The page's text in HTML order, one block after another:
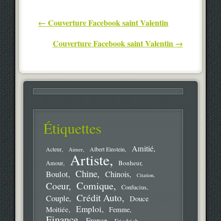
Post navigation
← Couverture Facebook saint Valentin
Couverture Facebook saint Valentin →
Étiquettes
Acteur Aimer Albert Einstein Amitié
Amour Artiste Bonheur
Boulot Chine Chinois Citation
Coeur Comique Confucius
Couple Crédit Auto
Douce
Moitiée
Emploi Femme